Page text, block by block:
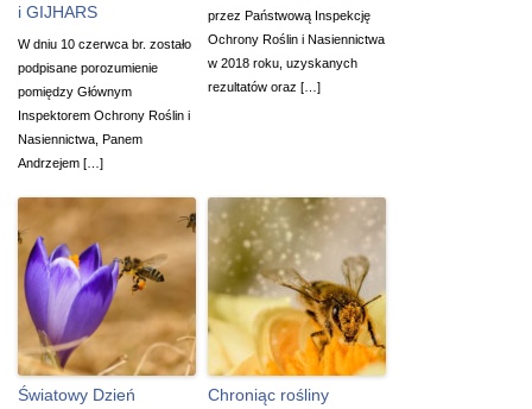
i GIJHARS
W dniu 10 czerwca br. zostało
podpisane porozumienie
pomiędzy Głównym
Inspektorem Ochrony Roślin i
Nasiennictwa, Panem
Andrzejem […]
przez Państwową Inspekcję
Ochrony Roślin i Nasiennictwa
w 2018 roku, uzyskanych
rezultatów oraz […]
Światowy Dzień
Chroniąc rośliny